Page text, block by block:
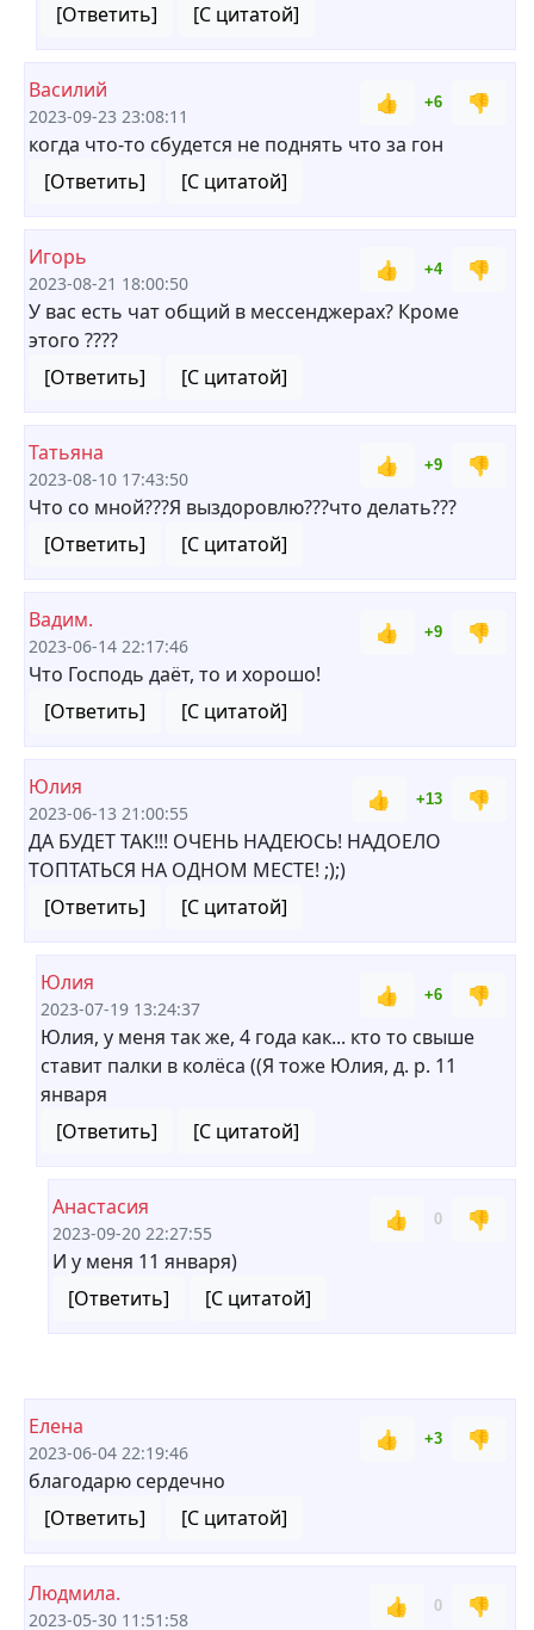
[Ответить]
[С цитатой]
Василий
2023-09-23 23:08:11
👍 +6
👎
когда что-то сбудется не поднять что за гон
[Ответить]
[С цитатой]
Игорь
2023-08-21 18:00:50
👍 +4
👎
У вас есть чат общий в мессенджерах? Кроме
этого ????
[Ответить]
[С цитатой]
Татьяна
2023-08-10 17:43:50
👍 +9
👎
Что со мной???Я выздоровлю???что делать???
[Ответить]
[С цитатой]
Вадим.
2023-06-14 22:17:46
👍 +9
👎
Что Господь даёт, то и хорошо!
[Ответить]
[С цитатой]
Юлия
2023-06-13 21:00:55
👍 +13
👎
ДА БУДЕТ ТАК!!! ОЧЕНЬ НАДЕЮСЬ! НАДОЕЛО
ТОПТАТЬСЯ НА ОДНОМ МЕСТЕ! ;);)
[Ответить]
[С цитатой]
Юлия
2023-07-19 13:24:37
👍 +6
👎
Юлия, у меня так же, 4 года как... кто то свыше
ставит палки в колёса ((Я тоже Юлия, д. р. 11
января
[Ответить]
[С цитатой]
Анастасия
2023-09-20 22:27:55
👍 0
👎
И у меня 11 января)
[Ответить]
[С цитатой]
Елена
2023-06-04 22:19:46
👍 +3
👎
благодарю сердечно
[Ответить]
[С цитатой]
Людмила.
2023-05-30 11:51:58
👍 0 👎